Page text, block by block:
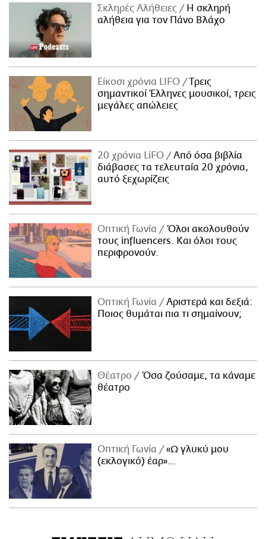
Σκληρές Αλήθειες
H σκληρή
αλήθεια για τον Πάνο Βλάχο
Είκοσι χρόνια LIFO
Tρεις
σημαντικοί Έλληνες μουσικοί, τρεις
μεγάλες απώλειες
20 χρόνια LiFO
Από όσα βιβλία
διάβασες τα τελευταία 20 χρόνια,
αυτό ξεχωρίζεις
Οπτική Γωνία
Όλοι ακολουθούν
τους influencers. Και όλοι τους
περιφρονούν.
Οπτική Γωνία
Αριστερά και δεξιά:
Ποιος θυμάται πια τι σημαίνουν;
Θέατρο
Όσα ζούσαμε, τα κάναμε
θέατρο
Οπτική Γωνία
«Ω γλυκύ μου
(εκλογικό) έαρ»…